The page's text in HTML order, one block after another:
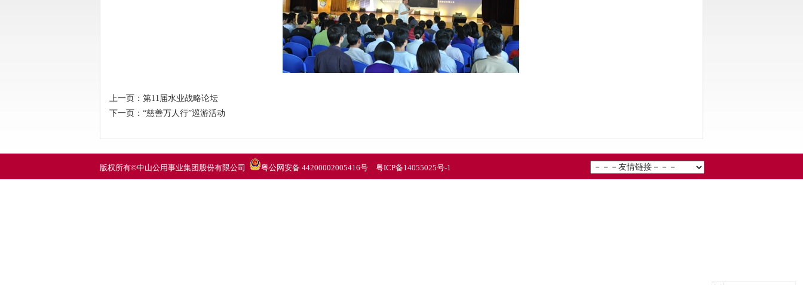
上一页： 第11届水业战略论坛
下一页： “慈善万人行”巡游活动
版权所有©中山公用事业集团股份有限公司 粤公网安备 44200002005416号 粤ICP备14055025号-1